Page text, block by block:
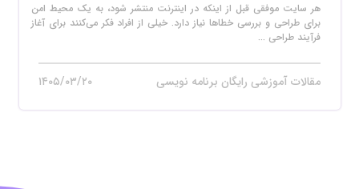
هر سایت موفقی قبل از اینکه در اینترنت منتشر شود، به یک محیط امن
برای طراحی و بررسی خطاها نیاز دارد. خیلی از افراد فکر می‌کنند برای آغاز
فرآیند طراحی ...
مقالات آموزشی رایگان برنامه نویسی ۱۴۰۵/۰۳/۲۰